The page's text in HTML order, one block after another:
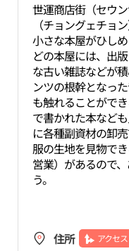
世運商店街（セウ
（チョングェチョ
小さな本屋がひし
どの本屋には、出
な古い雑誌などが
ンツの根幹となっ
も触れることがで
で書かれた本など
に各種副資材の卸
服の生地を見物で
営業）があるので
う。
住所 アクセス